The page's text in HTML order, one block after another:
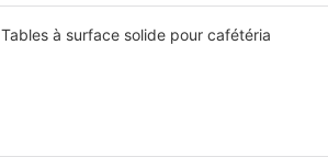
Tables à surface solide pour cafétéria